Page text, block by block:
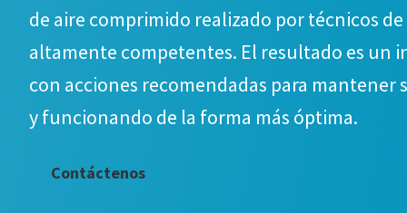
de aire comprimido realizado por técnicos de
altamente competentes. El resultado es un
con acciones recomendadas para mantener
y funcionando de la forma más óptima.
Contáctenos